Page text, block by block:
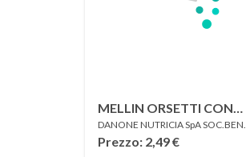
MELLIN ORSETTI CON
LENTICCHIE 280 G
DANONE NUTRICIA SpA SOC.BEN.
Prezzo: 2,49€